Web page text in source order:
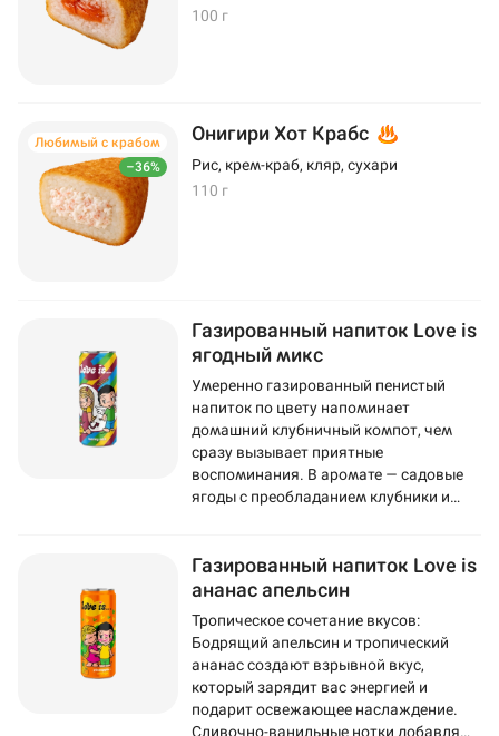
100 г
–36%
Любимый с крабом Онигири Хот Крабс
Рис, крем-краб, кляр, сухари
110 г
Газированный напиток Love is
ягодный микс
Умеренно газированный пенистый
напиток по цвету напоминает
домашний клубничный компот, чем
сразу вызывает приятные
воспоминания. В аромате — садовые
ягоды с преобладанием клубники и
популярную жвачку Love Is.
Газированный напиток Love is
ананас апельсин
Тропическое сочетание вкусов:
Бодрящий апельсин и тропический
ананас создают взрывной вкус,
который зарядит вас энергией и
подарит освежающее наслаждение.
Сливочно-ванильные нотки добавляют